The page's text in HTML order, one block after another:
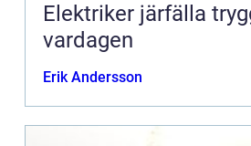
Elektriker järfälla trygg el i
vardagen
Erik Andersson